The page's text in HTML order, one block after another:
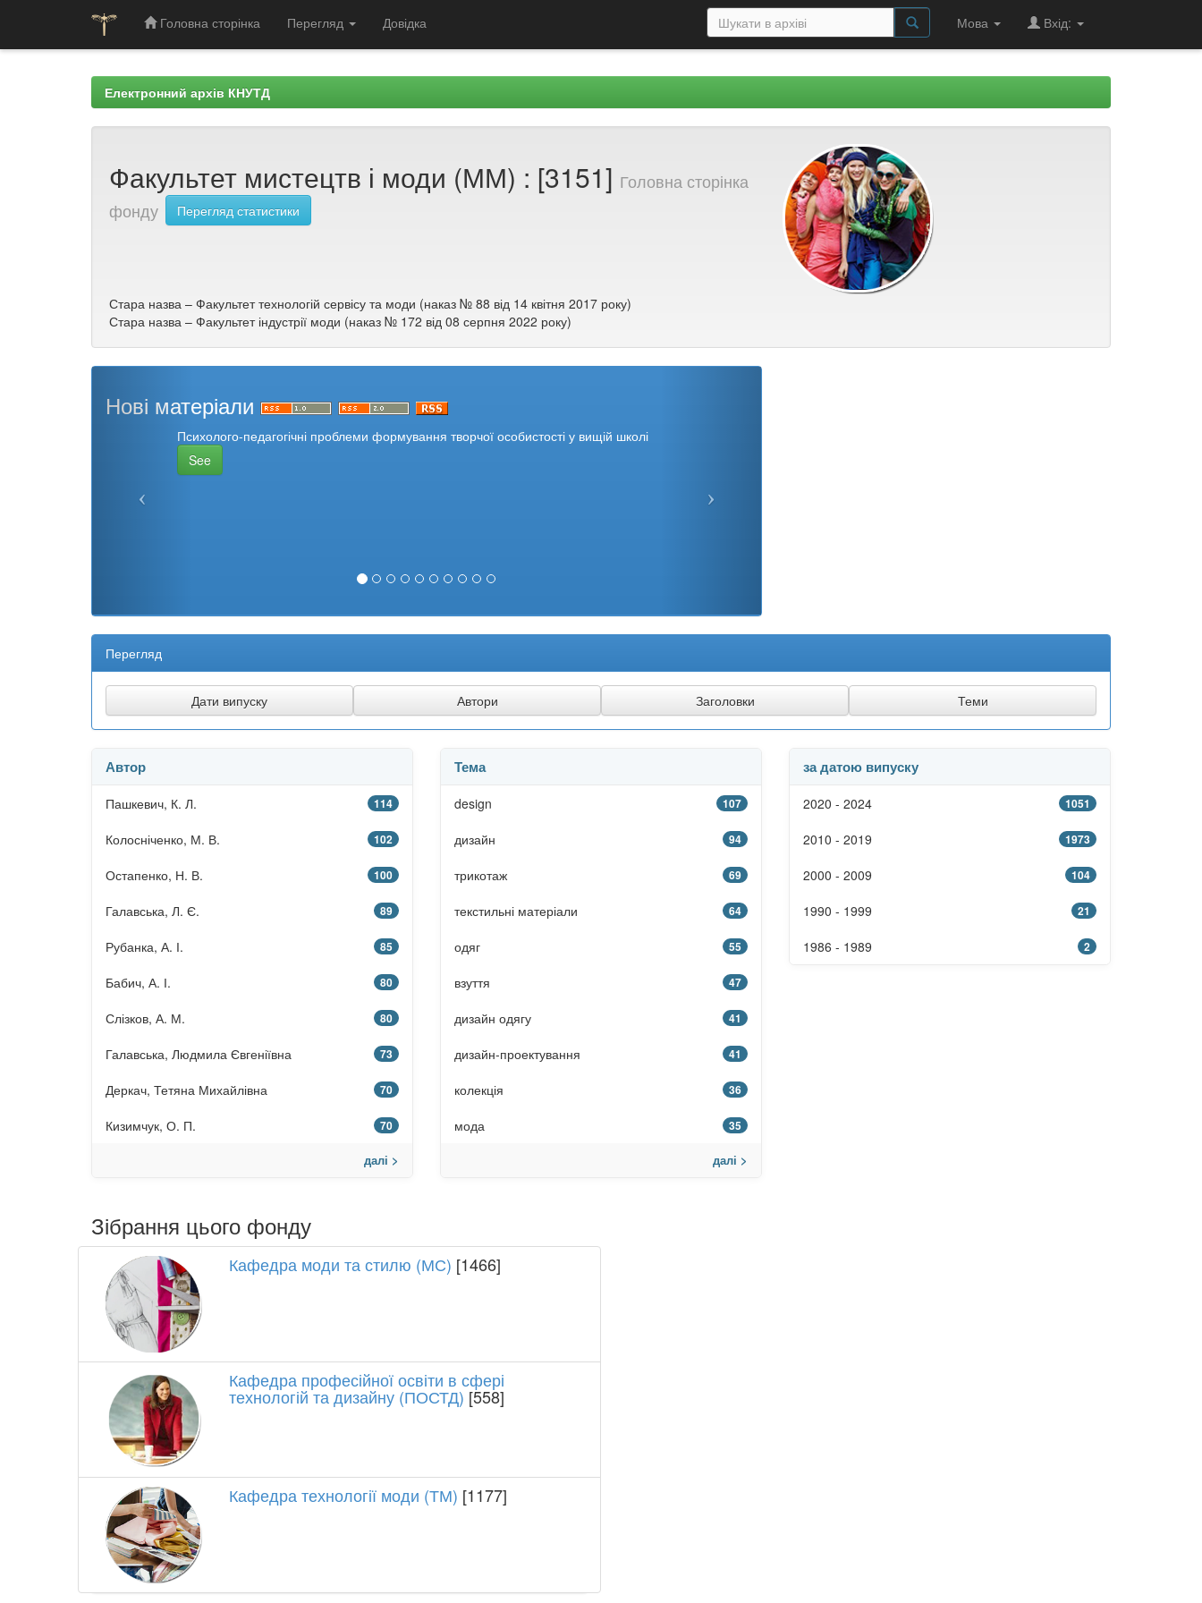
Головна сторінка Перегляд Довідка Мова Вхід:
Електронний архів КНУТД
Факультет мистецтв і моди (ММ) : [3151] Головна сторінка
фонду
Перегляд статистики
Стара назва – Факультет технологій сервісу та моди (наказ № 88 від 14 квітня 2017 року)
Стара назва – Факультет індустрії моди (наказ № 172 від 08 серпня 2022 року)
Нові матеріали
Психолого-педагогічні проблеми формування творчої особистості у вищій школі
See
Перегляд
Автор
Пашкевич, К. Л. 114
Колосніченко, М. В. 102
Остапенко, Н. В. 100
Галавська, Л. Є. 89
Рубанка, А. І. 85
Бабич, А. І. 80
Слізков, А. М. 80
Галавська, Людмила Євгеніївна 73
Деркач, Тетяна Михайлівна 70
Кизимчук, О. П. 70
далі >
Тема
design 107
дизайн 94
трикотаж 69
текстильні матеріали 64
одяг 55
взуття 47
дизайн одягу 41
дизайн-проектування 41
колекція 36
мода 35
далі >
за датою випуску
2020 - 2024 1051
2010 - 2019 1973
2000 - 2009 104
1990 - 1999 21
1986 - 1989 2
Зібрання цього фонду
Кафедра моди та стилю (МС) [1466]
Кафедра професійної освіти в сфері
технологій та дизайну (ПОСТД) [558]
Кафедра технології моди (ТМ) [1177]